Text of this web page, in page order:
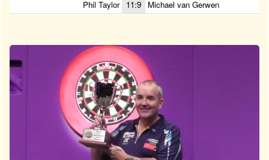
Phil Taylor 11:9 Michael van Gerwen